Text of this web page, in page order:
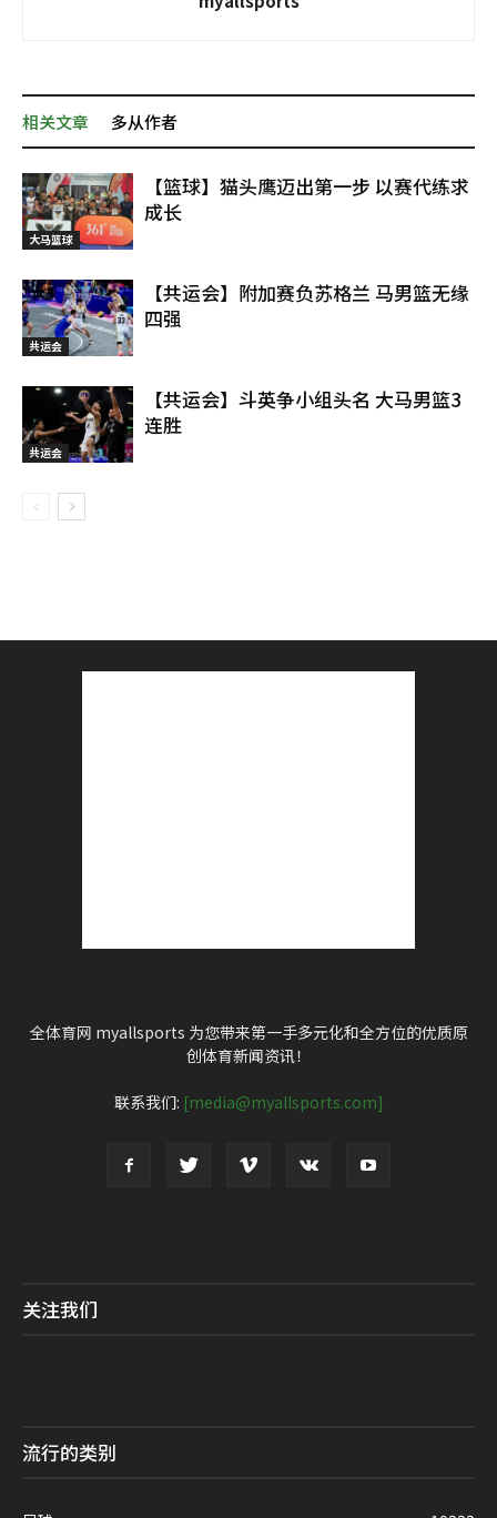
相关文章 多从作者
大马篮球
【篮球】猫头鹰迈出第一步 以赛代练求
成长
共运会
【共运会】附加赛负苏格兰 马男篮无缘
四强
共运会
【共运会】斗英争小组头名 大马男篮3
连胜
全体育网 myallsports 为您带来第一手多元化和全方位的优质原
创体育新闻资讯！
联系我们: [media@myallsports.com]
关注我们
流行的类别